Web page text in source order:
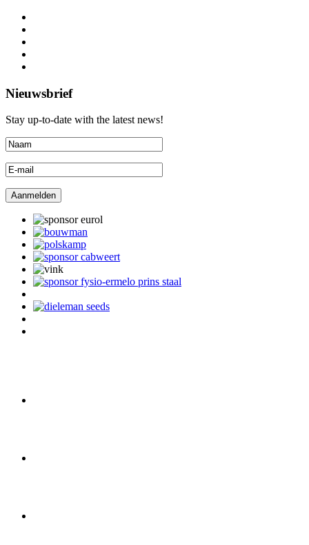
Nieuwsbrief
Stay up-to-date with the latest news!